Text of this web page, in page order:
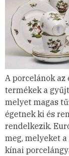
A porcelánok
termékek a
melyet magas
égetnek ki és
rendelkezik.
meg, melyeket
kínai